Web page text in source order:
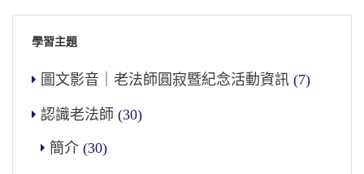
學習主題
圖文影音｜老法師圓寂暨紀念活動資訊 (7)
認識老法師 (30)
簡介 (30)